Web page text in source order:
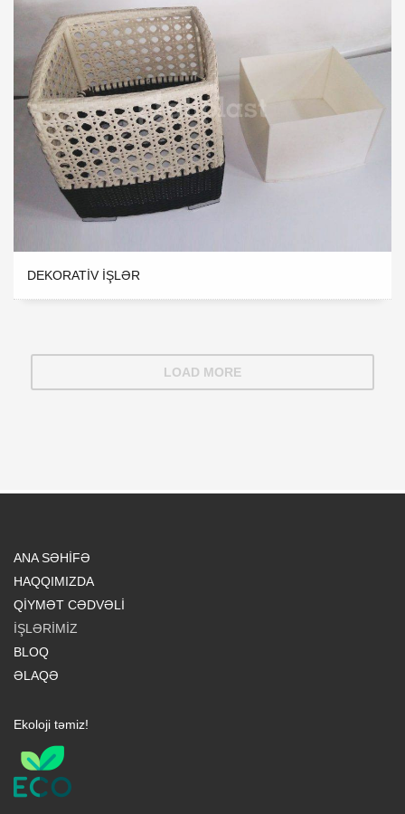
DEKORATIV IŞLƏR
LOAD MORE
ANA SƏHİFƏ
HAQQIMIZDA
QİYMƏT CƏDVƏLİ
İŞLƏRİMİZ
BLOQ
ƏLAQƏ
Ekoloji təmiz!